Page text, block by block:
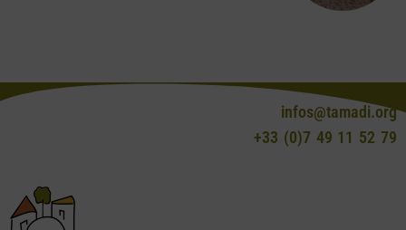
infos@tamadi.org
+33 (0)7 49 11 52 79